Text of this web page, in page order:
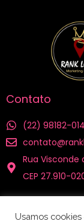
Contato
(22) 98182-
Rua
CEP 27.910-
Usamos